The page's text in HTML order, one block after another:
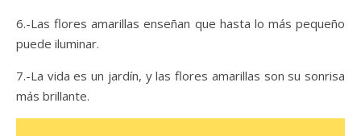
6.-Las flores amarillas enseñan que hasta lo más pequeño
puede iluminar.
7.-La vida es un jardín, y las flores amarillas son su sonrisa
más brillante.